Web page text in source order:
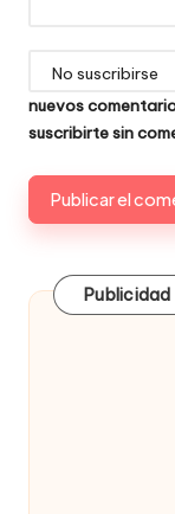
nuevos
suscribirtesin
Publicidad